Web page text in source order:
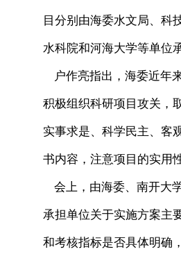
目分别由海委水文局、科
水科院和河海大学等单位
户作亮指出，海委近年
积极组织科研项目攻关，
实事求是、科学民主、客
书内容，注意项目的实用
会上，由海委、南开大
承担单位关于实施方案主
和考核指标是否具体明确